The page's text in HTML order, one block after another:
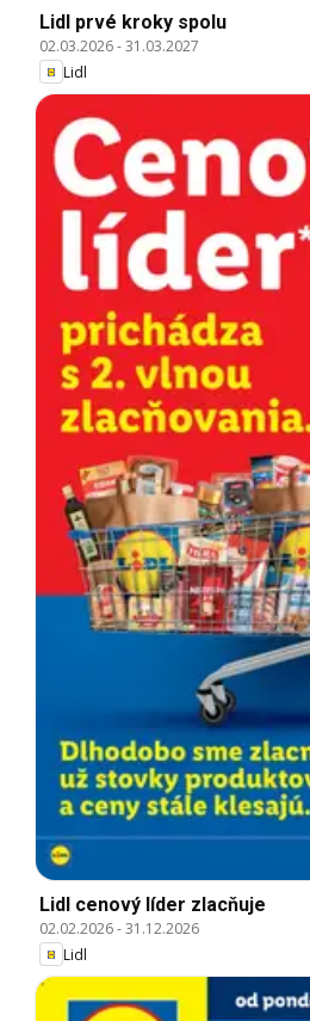
Lidl prvé kroky spolu
02.03.2026-31.03.2027
Lidl
Lidl cenový líder zlacňuje
02.02.2026-31.12.2026
Lidl